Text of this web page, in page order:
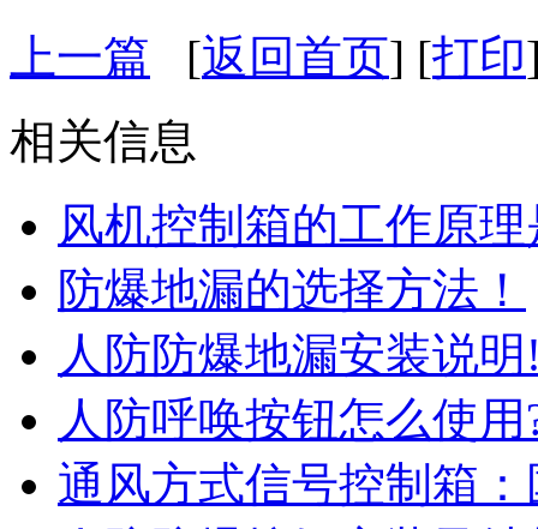
上一篇 [返回首页] [打印
相关信息
风机控制箱的工作原
防爆地漏的选择方法！
人防防爆地漏安装说
人防呼唤按钮怎么使用
通风方式信号控制箱